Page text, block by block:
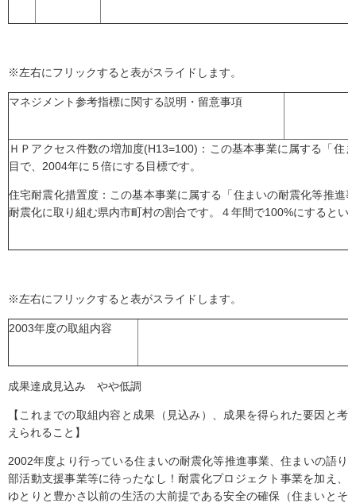
※左右にフリックすると表がスライドします。
マネジメント参考指標に関する説明・留意事項
ＨＰアクセス件数の増加度(H13=100)：この基本事業に属する「住
目で、2004年に５倍にする目標です。
住宅耐震化措置度：この基本事業に属する「住まいの耐震化等推進
耐震化に取り組む県内市町村の割合です。４年間で100%にするとい
※左右にフリックすると表がスライドします。
2003年度の取組内容
成果達成見込み やや低調
【これまでの取組内容と成果（見込み）、成果を得られた要因と考
えられること】
2002年度より行っている住まいの耐震化等推進事業、住まいの語り
部活動支援事業等に待ったなし！耐震化プロジェクト事業を加え、
ゆとりと豊かさ以前の生活の大前提である安全の確保（住まいとそ